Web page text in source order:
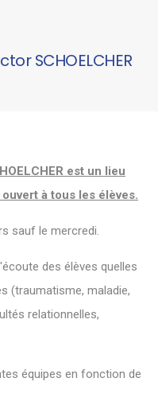
SCHOELCHER
est un lieu
à tous les élèves.
sauf le mercredi.
des élèves quelles
(traumatisme, maladie,
relationnelles,
équipes en fonction de